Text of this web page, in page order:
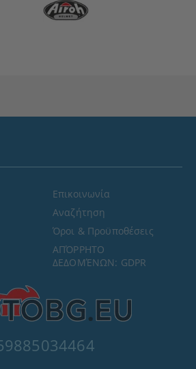
Επικοινωνία
Αναζήτηση
Όροι & Προϋποθέσεις
ΑΠΌΡΡΗΤΟ
ΔΕΔΟΜΈΝΩΝ: GDPR